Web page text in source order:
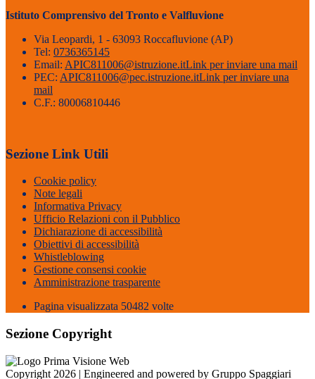
Istituto Comprensivo del Tronto e Valfluvione
Via Leopardi, 1 - 63093 Roccafluvione (AP)
Tel: 0736365145
Email: APIC811006@istruzione.itLink per inviare una mail
PEC: APIC811006@pec.istruzione.itLink per inviare una
mail
C.F.: 80006810446
Sezione Link Utili
Cookie policy
Note legali
Informativa Privacy
Ufficio Relazioni con il Pubblico
Dichiarazione di accessibilità
Obiettivi di accessibilità
Whistleblowing
Gestione consensi cookie
Amministrazione trasparente
Pagina visualizzata 50482 volte
Sezione Copyright
Copyright 2026 | Engineered and powered by Gruppo Spaggiari